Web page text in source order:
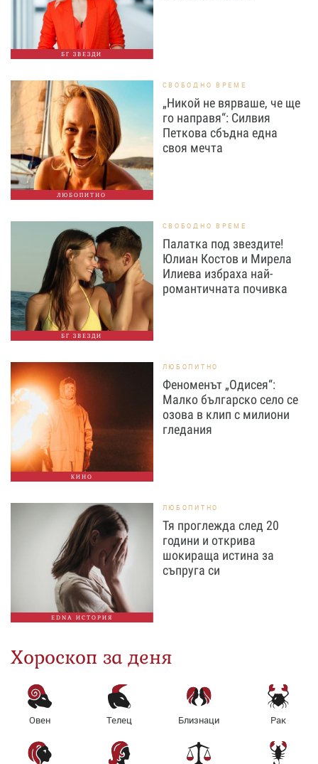
БГ ЗВЕЗДИ
ЛЮБОПИТНО
СВОБОДНО ВРЕМЕ
„Никой не вярваше, че ще
го направя“: Силвия
Петкова сбъдна една
своя мечта
БГ ЗВЕЗДИ
СВОБОДНО ВРЕМЕ
Палатка под звездите!
Юлиан Костов и Мирела
Илиева избраха най-
романтичната почивка
КИНО
ЛЮБОПИТНО
Феноменът „Одисея“:
Малко българско село се
озова в клип с милиони
гледания
EDNA ИСТОРИЯ
ЛЮБОПИТНО
Тя проглежда след 20
години и открива
шокираща истина за
съпруга си
Хороскоп за деня
Овен Телец Близнаци Рак